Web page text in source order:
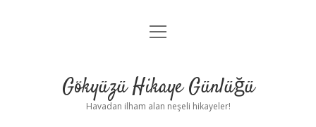
Anasayfa
Yasal Uyarı
menüyü
Gökyüzü Hikaye Günlüğü
Havadan ilham alan neşeli hikayeler!